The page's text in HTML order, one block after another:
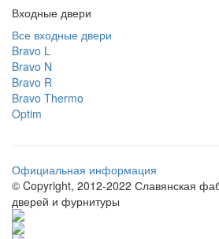
Входные двери
Все входные двери
Bravo L
Bravo N
Bravo R
Bravo Thermo
Optim
Официальная информация
© Copyright, 2012-2022 Славянская
дверей и фурнитуры